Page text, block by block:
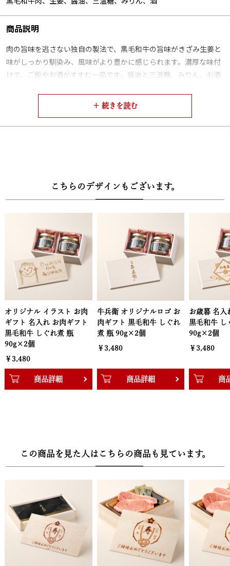
商品説明
肉の旨味を逃さない独自の製法で、黒毛和牛の旨味がきざみ生姜と
味がしっかり馴染み、風味がより豊かに感じられます。濃厚な味付
けで、ご飯やお酒がすすむ一品です。醤油と三温糖、みりん、お酒
心。ご家庭のお料理で、いろいろなアレンジをお好みでお楽しみく
■配送：常温
こちらのデザインもございます。
牛兵衛 オリジナルロゴ お
肉ギフト 黒毛和牛 しぐれ
煮 瓶 90g×2個
￥3,480
商品詳細
お歳暮 名入れ お肉ギフト
黒毛和牛 しぐれ煮 瓶
90g×2個
￥3,480
商品詳細
お世話にな
れ お肉ギフ
ぐれ煮 瓶
￥3,480
商
この商品を見た人はこちらの商品も見ています。